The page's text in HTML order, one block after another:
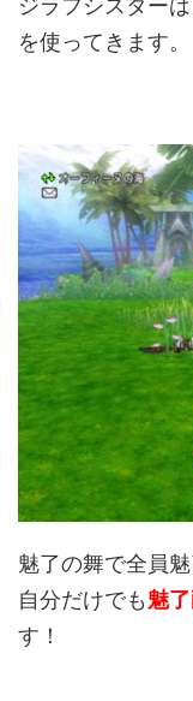
ジラフシスター
を使ってきます。
魅了の舞で全員
自分だけでも魅
す！